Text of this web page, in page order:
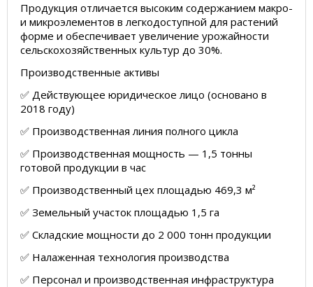
Продукция отличается высоким содержанием макро-
и микроэлементов в легкодоступной для растений
форме и обеспечивает увеличение урожайности
сельскохозяйственных культур до 30%.
Производственные активы
✅ Действующее юридическое лицо (основано в
2018 году)
✅ Производственная линия полного цикла
✅ Производственная мощность — 1,5 тонны
готовой продукции в час
✅ Производственный цех площадью 469,3 м²
✅ Земельный участок площадью 1,5 га
✅ Складские мощности до 2 000 тонн продукции
✅ Налаженная технология производства
✅ Персонал и производственная инфраструктура